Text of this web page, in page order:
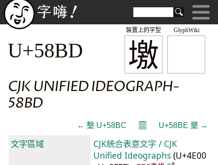
GlyphWiki
墽
裝置上的字型
U+58BD
CJK UNIFIED IDEOGRAPH-
58BD
← 墼 U+58BC 𝄜 U+58BE 墾 →
文字區域
CJK統合表意文字 / CJK
Unified Ideographs (U+4E00